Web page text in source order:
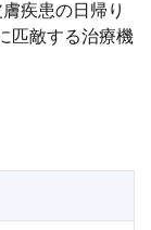
疾患の日帰り
匹敵する治療機